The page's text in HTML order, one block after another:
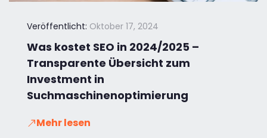
Veröffentlicht: Oktober 17, 2024
Was kostet SEO in 2024/2025 –
Transparente Übersicht zum
Investment in
Suchmaschinenoptimierung
Mehr lesen